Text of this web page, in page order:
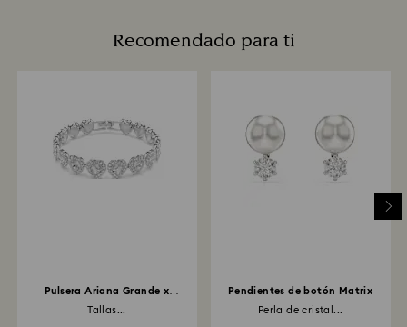
Recomendado para ti
Pulsera Ariana Grande x
Tallas...
Pendientes de botón Matrix
Perla de cristal...